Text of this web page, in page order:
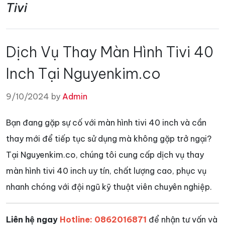
Tivi
Dịch Vụ Thay Màn Hình Tivi 40
Inch Tại Nguyenkim.co
9/10/2024 by Admin
Bạn đang gặp sự cố với màn hình tivi 40 inch và cần
thay mới để tiếp tục sử dụng mà không gặp trở ngại?
Tại Nguyenkim.co, chúng tôi cung cấp dịch vụ thay
màn hình tivi 40 inch uy tín, chất lượng cao, phục vụ
nhanh chóng với đội ngũ kỹ thuật viên chuyên nghiệp.
Liên hệ ngay Hotline: 0862016871 để nhận tư vấn và